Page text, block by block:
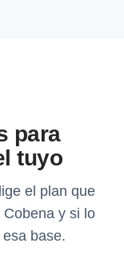
para
tuyo
el plan que
y si lo
base.